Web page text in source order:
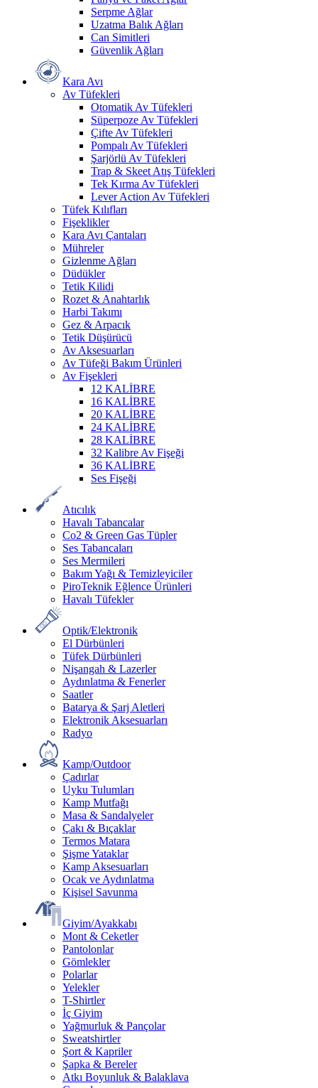
Serpme Ağlar
Uzatma Balık Ağları
Can Simitleri
Güvenlik Ağları
Kara Avı
Av Tüfekleri
Otomatik Av Tüfekleri
Süperpoze Av Tüfekleri
Çifte Av Tüfekleri
Pompalı Av Tüfekleri
Şarjörlü Av Tüfekleri
Trap & Skeet Atış Tüfekleri
Tek Kırma Av Tüfekleri
Lever Action Av Tüfekleri
Tüfek Kılıfları
Fişeklikler
Kara Avı Çantaları
Mühreler
Gizlenme Ağları
Düdükler
Tetik Kilidi
Rozet & Anahtarlık
Harbi Takımı
Gez & Arpacık
Tetik Düşürücü
Av Aksesuarları
Av Tüfeği Bakım Ürünleri
Av Fişekleri
12 KALİBRE
16 KALİBRE
20 KALİBRE
24 KALİBRE
28 KALİBRE
32 Kalibre Av Fişeği
36 KALİBRE
Ses Fişeği
Atıcılık
Havalı Tabancalar
Co2 & Green Gas Tüpler
Ses Tabancaları
Ses Mermileri
Bakım Yağı & Temizleyiciler
PiroTeknik Eğlence Ürünleri
Havalı Tüfekler
Optik/Elektronik
El Dürbünleri
Tüfek Dürbünleri
Nişangah & Lazerler
Aydınlatma & Fenerler
Saatler
Batarya & Şarj Aletleri
Elektronik Aksesuarları
Radyo
Kamp/Outdoor
Çadırlar
Uyku Tulumları
Kamp Mutfağı
Masa & Sandalyeler
Çakı & Bıçaklar
Termos Matara
Şişme Yataklar
Kamp Aksesuarları
Ocak ve Aydınlatma
Kişisel Savunma
Giyim/Ayakkabı
Mont & Ceketler
Pantolonlar
Gömlekler
Polarlar
Yelekler
T-Shirtler
İç Giyim
Yağmurluk & Pançolar
Sweatshirtler
Şort & Kapriler
Şapka & Bereler
Atkı Boyunluk & Balaklava